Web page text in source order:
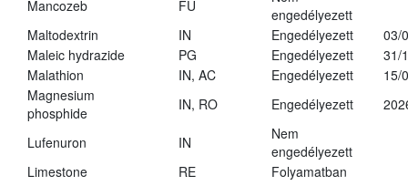
Mancozeb
FU
engedélyezett
Maltodextrin
IN Engedélyezett
03/
Maleic hydrazide
PG Engedélyezett
31/
Malathion
IN, AC Engedélyezett
15/
Magnesium
phosphide
IN, RO Engedélyezett
Lufenuron IN
Nem
engedélyezett
Limestone
RE
Folyamatban